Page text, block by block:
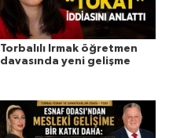
Torbalılı Irmak öğretmen
davasında yeni gelişme